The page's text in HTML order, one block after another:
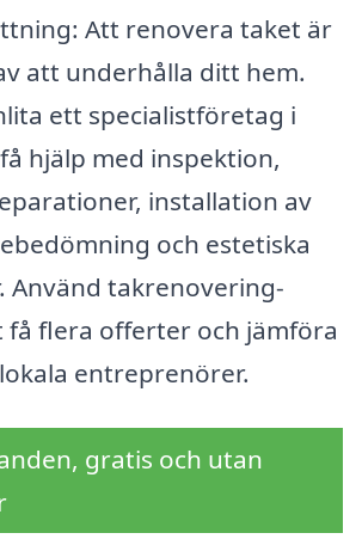
Att renovera taket är
att underhålla ditt hem.
ett specialistföretag i
hjälp med inspektion,
installation av
och estetiska
takrenovering-
få flera offerter och jämföra
entreprenörer.
gratis och utan